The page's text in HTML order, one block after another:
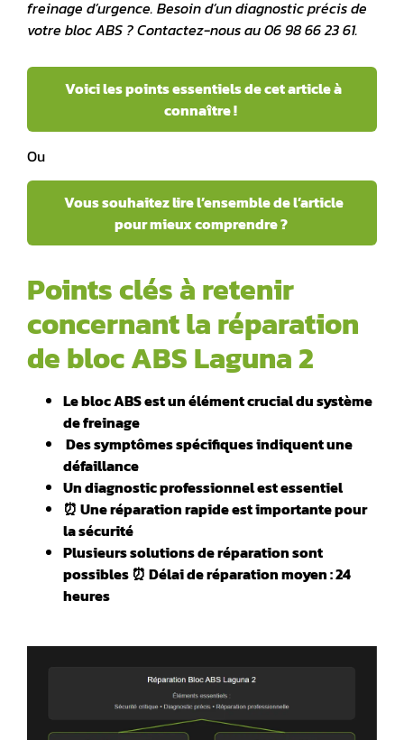
freinage d’urgence. Besoin d’un diagnostic précis de
votre bloc ABS ? Contactez-nous au 06 98 66 23 61.
Voici les points essentiels de cet article à
connaître !
Ou
Vous souhaitez lire l’ensemble de l’article
pour mieux comprendre ?
Points clés à retenir
concernant la réparation
de bloc ABS Laguna 2
Le bloc ABS est un élément crucial du système
de freinage
️ Des symptômes spécifiques indiquent une
défaillance
Un diagnostic professionnel est essentiel
⏰ Une réparation rapide est importante pour
la sécurité
Plusieurs solutions de réparation sont
possibles ⏰ Délai de réparation moyen : 24
heures